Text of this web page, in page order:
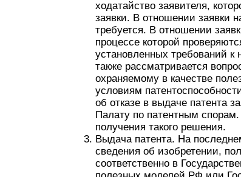
ходатайство заявителя,
заявки. В отношении заявки
требуется. В отношении
процессе которой
установленных требований
также рассматривается
охраняемому в качестве
условиям
об отказе в выдаче патента
Палату по патентным
получения такого решения.
Выдача патента. На
сведения об изобретении,
соответственно в